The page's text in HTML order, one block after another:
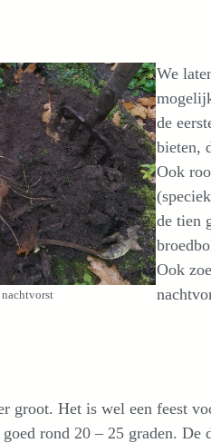
nachtvorst
We
de
bieten,
Ook
de tien
Ook
groot. Het is wel een feest
rond 20 – 25 graden.